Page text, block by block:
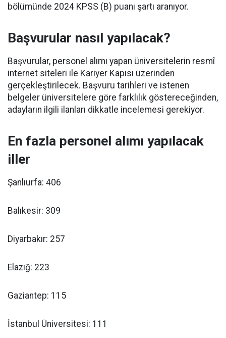
bölümünde 2024 KPSS (B) puanı şartı aranıyor.
Başvurular nasıl yapılacak?
Başvurular, personel alımı yapan üniversitelerin resmî
internet siteleri ile Kariyer Kapısı üzerinden
gerçekleştirilecek. Başvuru tarihleri ve istenen
belgeler üniversitelere göre farklılık göstereceğinden,
adayların ilgili ilanları dikkatle incelemesi gerekiyor.
En fazla personel alımı yapılacak
iller
Şanlıurfa: 406
Balıkesir: 309
Diyarbakır: 257
Elazığ: 223
Gaziantep: 115
İstanbul Üniversitesi: 111